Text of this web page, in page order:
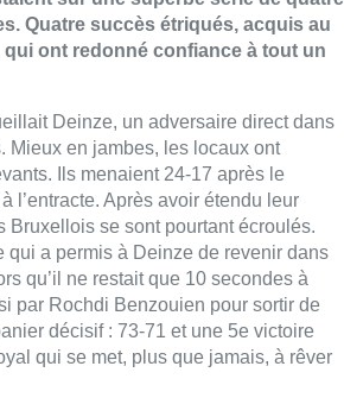
décisif : 73-71 et une 5e victoire
qui se met, plus que jamais, à rêver
et Thibault Nagy
: un ancien bras de la
ancienne brasserie
patrimoine bruxellois